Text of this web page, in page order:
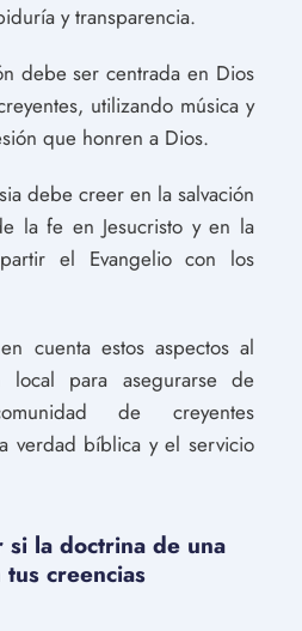
y transparencia.
debe ser centrada en Dios
utilizando música y
que honren a Dios.
debe creer en la salvación
la fe en Jesucristo y en la
el Evangelio con los
cuenta estos aspectos al
local para asegurarse de
de creyentes
verdad bíblica y el servicio
si la doctrina de una
creencias